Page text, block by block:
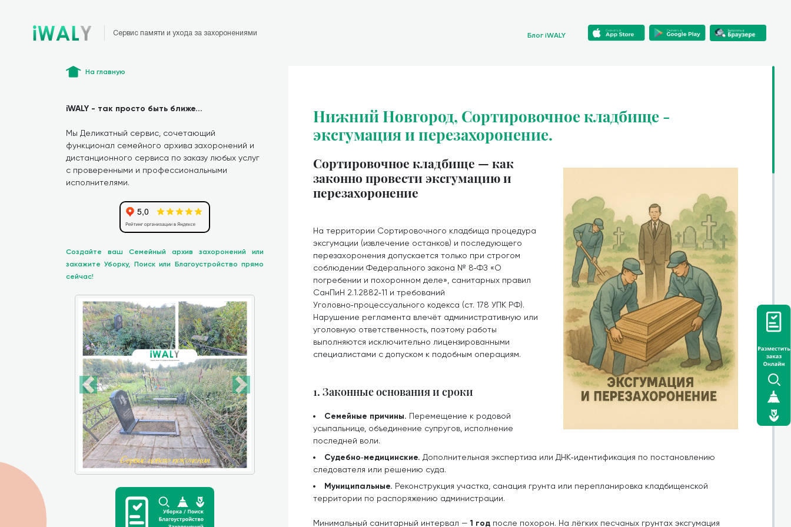
Сервис памяти и ухода за захоронениями Блог iWALY
На главную
iWALY - так просто быть ближе...
Мы Деликатный сервис, сочетающий
функционал семейного архива захоронений и
дистанционного сервиса по заказу любых услуг
с проверенными и профессиональными
исполнителями.
Создайте ваш Семейный архив захоронений или
закажите Уборку, Поиск или Благоустройство прямо
сейчас!
Нижний Новгород, Сортировочное кладбище -
эксгумация и перезахоронение.
Сортировочное кладбище — как
законно провести эксгумацию и
перезахоронение
На территории Сортировочного кладбища процедура
эксгумации (извлечение останков) и последующего
перезахоронения допускается только при строгом
соблюдении Федерального закона № 8‑ФЗ «О
погребении и похоронном деле», санитарных правил
СанПиН 2.1.2882‑11 и требований
Уголовно‑процессуального кодекса (ст. 178 УПК РФ).
Нарушение регламента влечёт административную или
уголовную ответственность, поэтому работы
выполняются исключительно лицензированными
специалистами с допуском к подобным операциям.
1. Законные основания и сроки
Семейные причины. Перемещение к родовой
усыпальнице, объединение супругов, исполнение
последней воли.
Судебно‑медицинские. Дополнительная экспертиза или ДНК‑идентификация по постановлению
следователя или решению суда.
Муниципальные. Реконструкция участка, санация грунта или перепланировка кладбищенской
территории по распоряжению администрации.
Минимальный санитарный интервал —1 год после похорон. На лёгких песчаных грунтах эксгумация